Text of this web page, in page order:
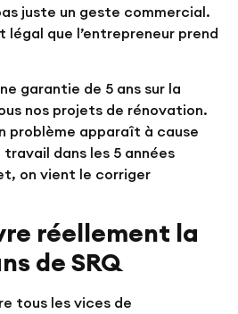
juste un geste commercial.
légal que l’entrepreneur prend
garantie de 5 ans sur la
nos projets de rénovation.
problème apparaît à cause
dans les 5 années
on vient le corriger
réellement la
de SRQ
tous les vices de